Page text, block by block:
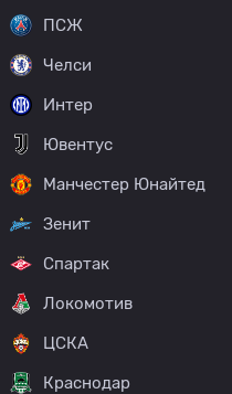
ПСЖ
Челси
Интер
Ювентус
Манчестер Юнайтед
Зенит
Спартак
Локомотив
ЦСКА
Краснодар